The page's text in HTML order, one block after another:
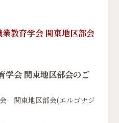
育学会 関東地区部会
会 関東地区部会のご
関東地区部会(エルゴナジ